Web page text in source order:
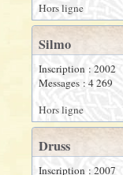
Hors ligne
Silmo
Inscription : 2002
Messages : 4 269
Hors ligne
Druss
Inscription : 2007